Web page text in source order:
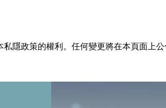
隱政策的權利。任何變更將在本頁面上